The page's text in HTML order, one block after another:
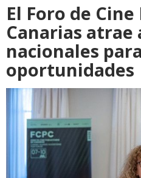
El Foro de
Canarias atrae
nacionales
oportunidades